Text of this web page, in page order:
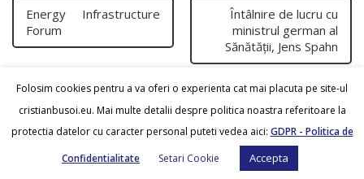
Energy Infrastructure
Forum
Întâlnire de lucru cu
ministrul german al
Sănătății, Jens Spahn
Cristian Busoi© 2026.
Folosim cookies pentru a va oferi o experienta cat mai placuta pe site-ul
cristianbusoi.eu. Mai multe detalii despre politica noastra referitoare la
protectia datelor cu caracter personal puteti vedea aici: GDPR - Politica de
Confidentialitate
Setari Cookie Accepta